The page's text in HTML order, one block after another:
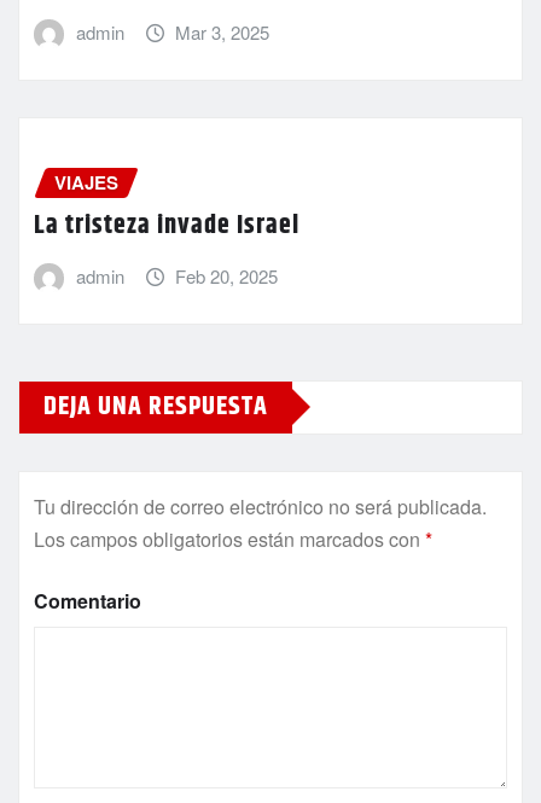
admin Mar 3, 2025
VIAJES
La tristeza invade Israel
admin Feb 20, 2025
DEJA UNA RESPUESTA
Tu dirección de correo electrónico no será publicada.
Los campos obligatorios están marcados con *
Comentario